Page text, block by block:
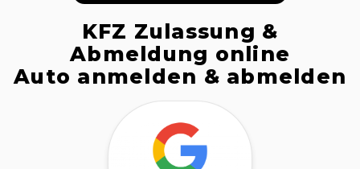
KFZ Zulassung &
Abmeldung online
Auto anmelden & abmelden